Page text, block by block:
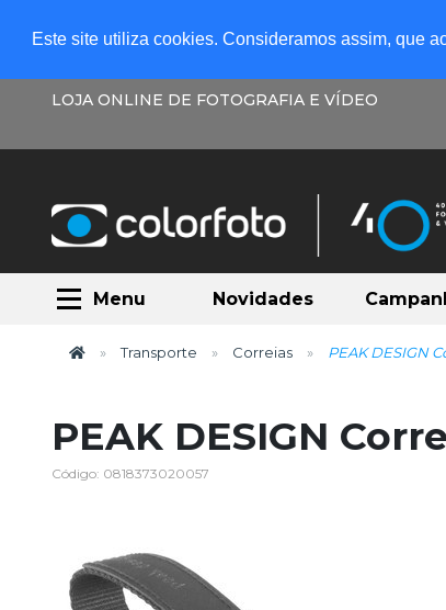
Este site utiliza cookies. Consideramos assim, que
LOJA ONLINE DE FOTOGRAFIA E VÍDEO
Menu Novidades
Transporte Correias PEAK DESIGN
PEAK DESIGN
Código: 0818373020057